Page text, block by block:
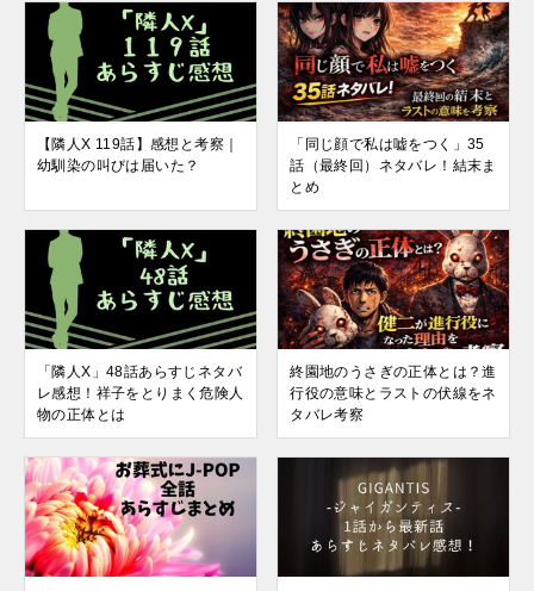
【隣人X 119話】感想と考察｜
幼馴染の叫びは届いた？
「同じ顔で私は嘘をつく」35
話（最終回）ネタバレ！結末ま
とめ
「隣人X」48話あらすじネタバ
レ感想！祥子をとりまく危険人
物の正体とは
終園地のうさぎの正体とは？進
行役の意味とラストの伏線をネ
タバレ考察